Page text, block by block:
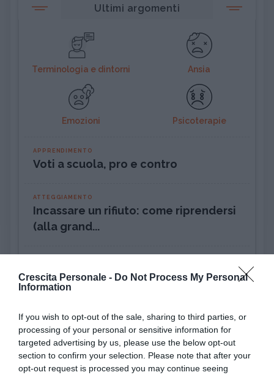
Crescita Personale - Do Not Process My Personal
Information
If you wish to opt-out of the sale, sharing to third parties, or
processing of your personal or sensitive information for
targeted advertising by us, please use the below opt-out
section to confirm your selection. Please note that after your
opt-out request is processed you may continue seeing
Ultimi argomenti
Terminologia e dintorni Ansia
Emozioni Psicoterapie
APPRENDIMENTO
Voti a scuola, pro e contro
ATTEGGIAMENTO
Incassare un rifiuto: come riprendersi
(alla grand...
Pensiero magico: cos'è e perché può
rivelarsi util...
DISAGIO PSICOLOGICO
Ciclotimia, cos'è e come si cura
AMORE